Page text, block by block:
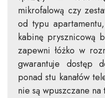
mikrofalową czy
od typu
kabinę prysznicową
zapewni łóżko w
gwarantuje dostęp
ponad stu kanałów
nie są wpuszczane